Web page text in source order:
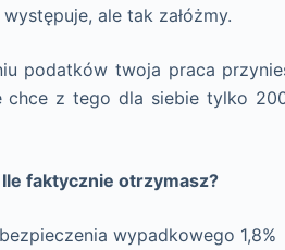
ale tak załóżmy.
podatków twoja praca
chce z tego dla siebie tylko
Ile faktycznie otrzymasz?
wypadkowego 1,8%